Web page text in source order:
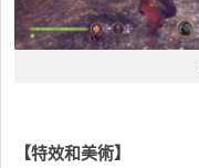
【特效和美術】